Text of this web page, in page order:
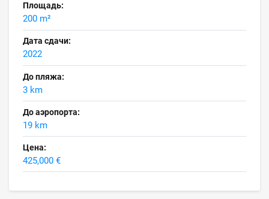
Площадь:
200 m²
Дата сдачи:
2022
До пляжа:
3 km
До аэропорта:
19 km
Цена:
425,000 €